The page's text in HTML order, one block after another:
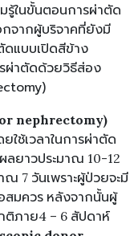
รู้ในขั้นตอนการผ่าตัด
จากผู้บริจาคที่ยังมี
ดแบบเปิดสีข้าง
ผ่าตัดด้วยวิธีส่อง
nephrectomy)
ใช้เวลาในการผ่าตัด
ลยาวประมาณ 10-12
7 วันเพราะผู้ป่วยจะมี
สมควร หลังจากนั้นผู้
ติภาย4 – 6 สัปดาห์